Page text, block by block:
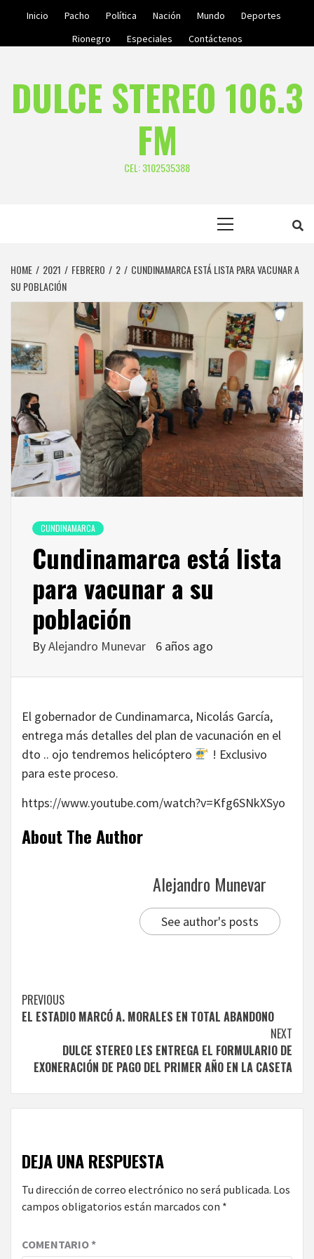
Inicio Pacho Política Nación Mundo
Deportes
Rionegro
Especiales Contáctenos
DULCE STEREO 106.3
FM
CEL: 3102535388
HOME 2021 FEBRERO 2
CUNDINAMARCA ESTÁ LISTA PARA VACUNAR A
SU POBLACIÓN
CUNDINAMARCA
Cundinamarca está lista
para vacunar a su
población
ByAlejandro Munevar 6 años ago
El gobernador de Cundinamarca, Nicolás García,
entrega más detalles del plan de vacunación en el
dto .. ojo tendremos helicóptero
! Exclusivo
para este proceso.
https://www.youtube.com/watch?v=Kfg6SNkXSyo
About The Author
Alejandro Munevar
See author's posts
Continue
Reading
PREVIOUS
EL ESTADIO MARCÓ A. MORALES EN TOTAL ABANDONO
NEXT
DULCE STEREO LES ENTREGA EL FORMULARIO DE
EXONERACIÓN DE PAGO DEL PRIMER AÑO EN LA CASETA
DEJA UNA RESPUESTA
Tu dirección de correo electrónico no será publicada. Los
campos obligatorios están marcados con *
COMENTARIO*